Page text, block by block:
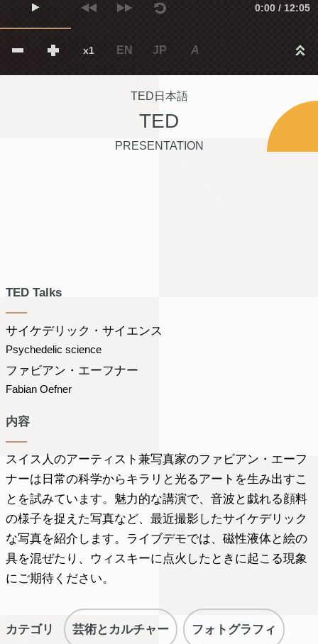
0:00 / 12:05
x1 EN JP A
TED日本語
TED
PRESENTATION
TED Talks
サイケデリック・サイエンス
Psychedelic science
ファビアン・エーフナー
Fabian Oefner
内容
スイス人のアーティスト兼写真家のファビアン・エーフ
ナーは日常の科学からキラリと光るアートを生み出すこ
とを試みています。魅力的な講演で、音波と戯れる顔料
の様子を捉えた写真など、最近撮影したサイケデリック
な写真を紹介します。ライブデモでは、磁性液体と絵の
具を混ぜたり、ウィスキーに点火したときに起こる現象
にご期待ください。
カテゴリ 芸術とカルチャー フォトグラフィ